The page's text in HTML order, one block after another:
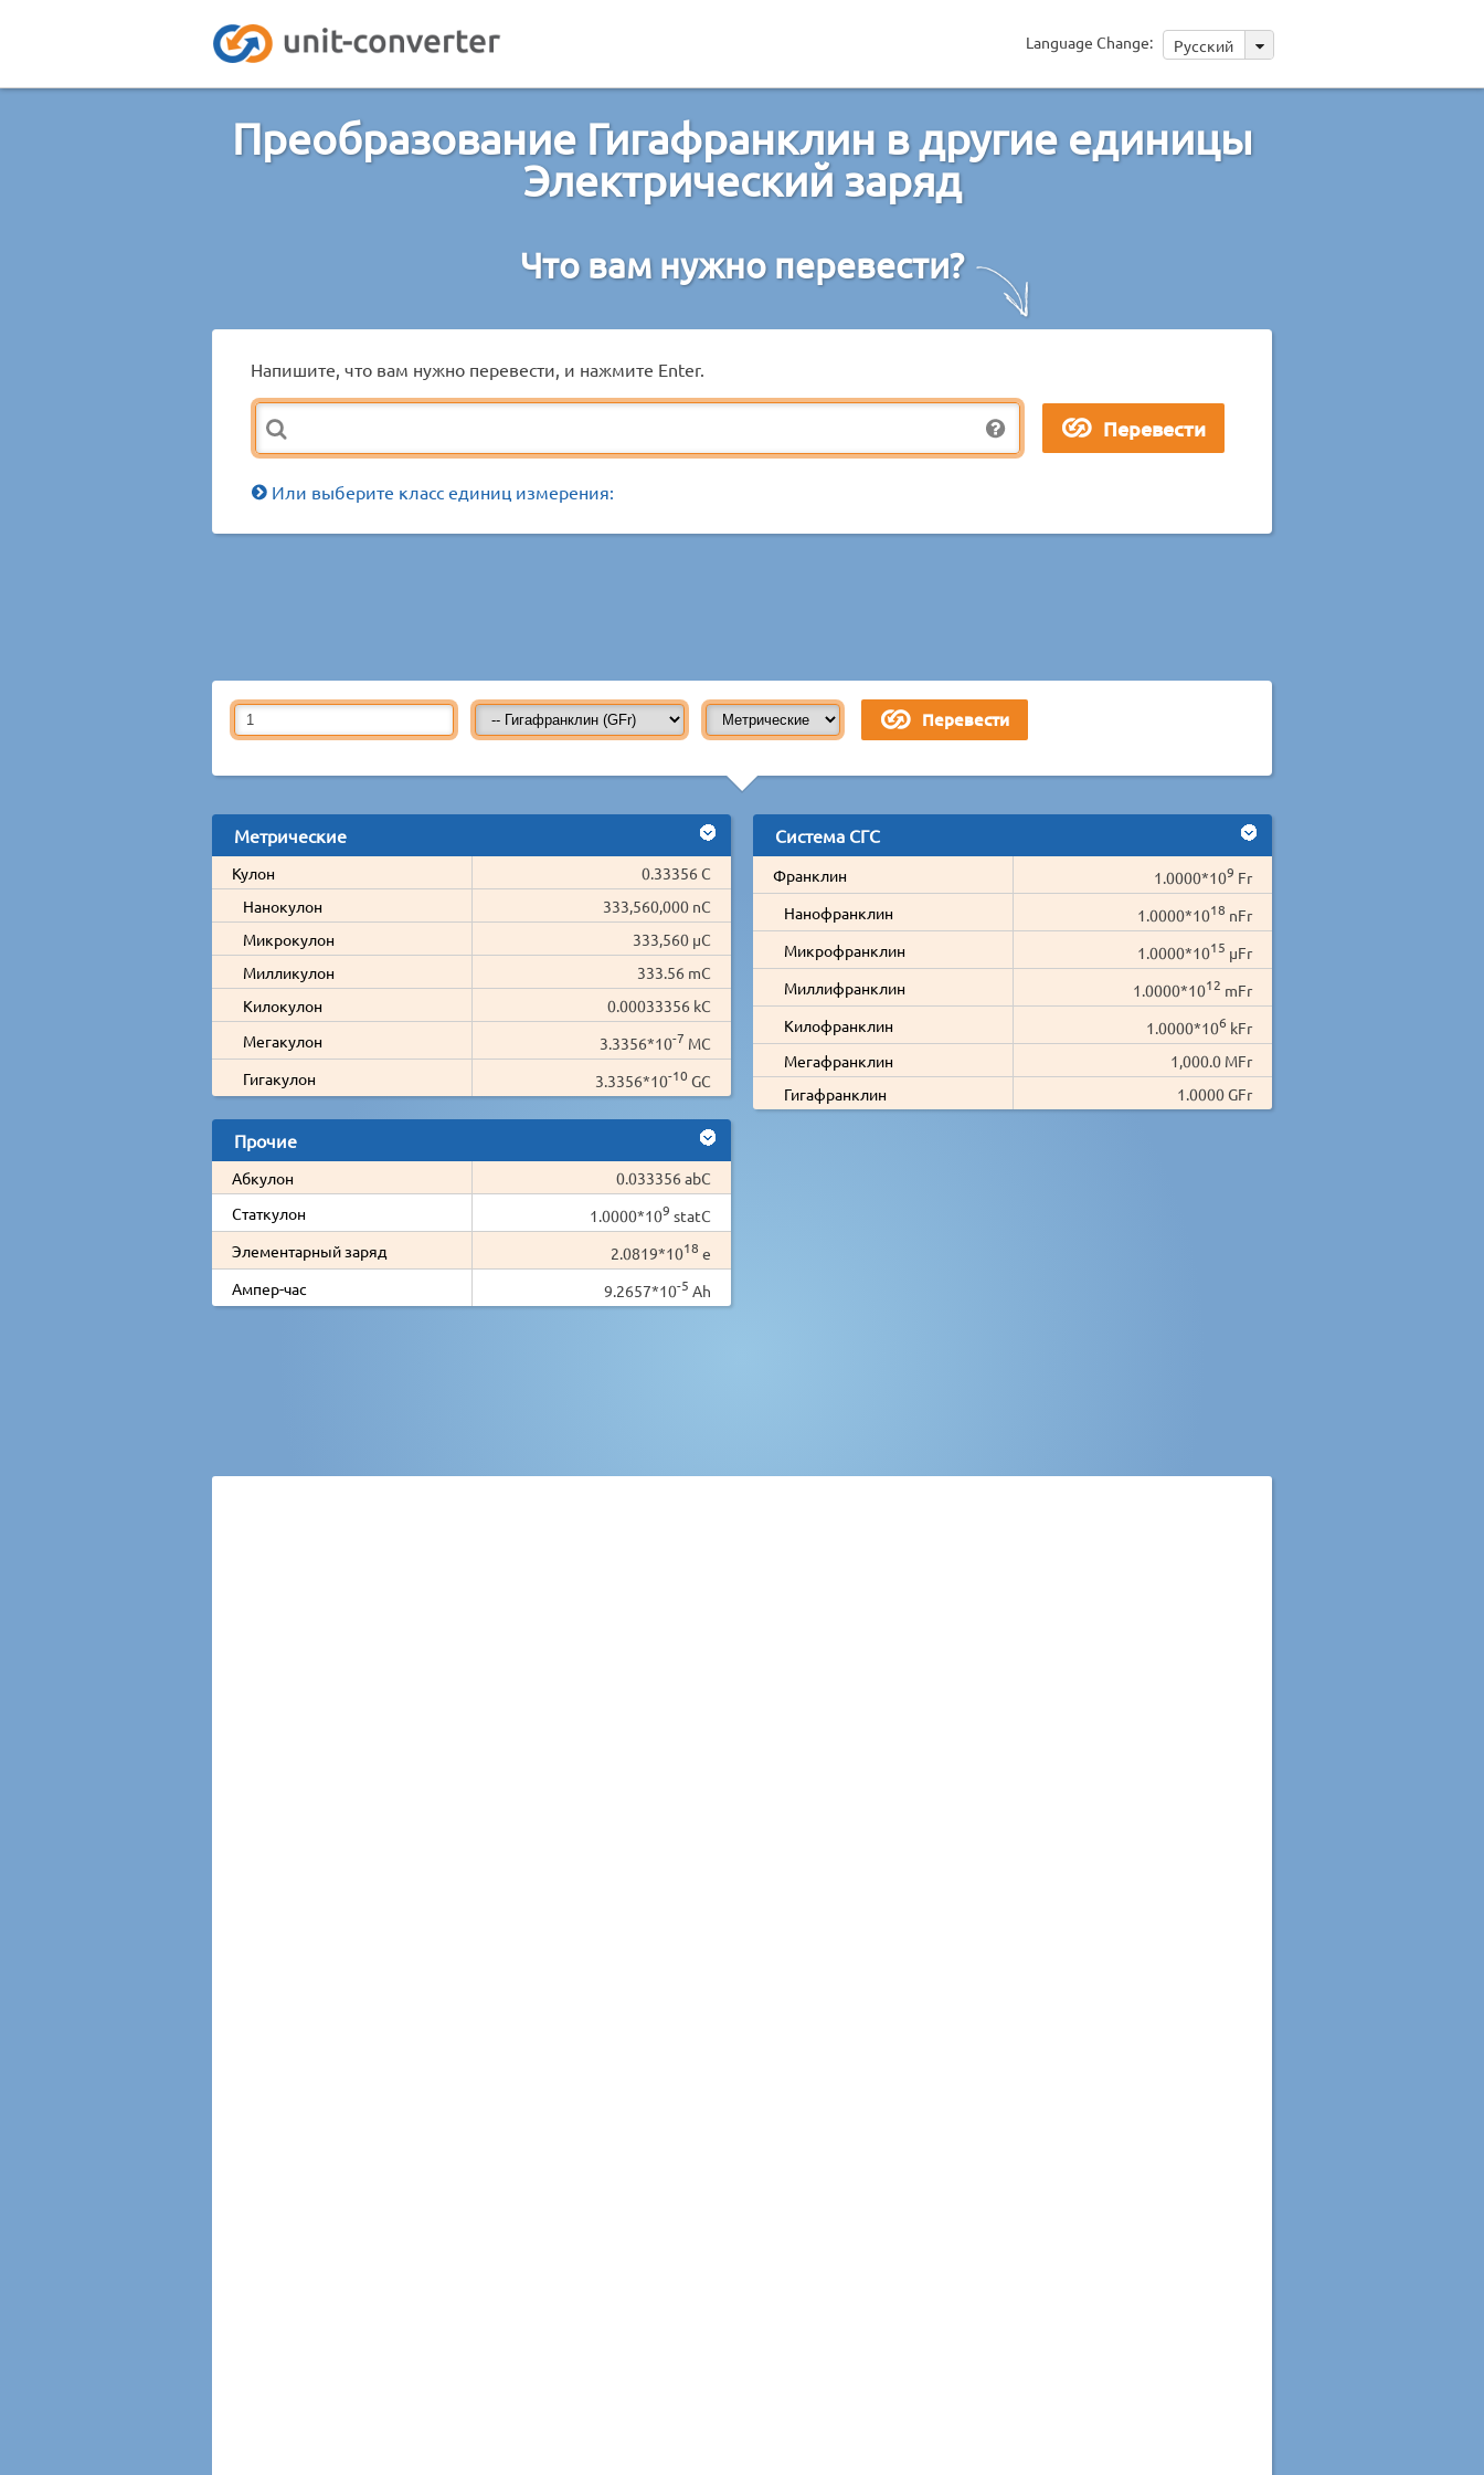
Language Change: Русский
Преобразование Гигафранклин в другие единицы
Электрический заряд
Что вам нужно перевести?
Напишите, что вам нужно перевести, и нажмите Enter.
Или выберите класс единиц измерения:
Метрические
Кулон
0.33356 C
Нанокулон
333,560,000 nC
Микрокулон
333,560 µC
Милликулон
333.56 mC
Килокулон
0.00033356 kC
Мегакулон
3.3356*10-7 MC
Гигакулон
3.3356*10-10 GC
Прочие
Абкулон
0.033356 abC
Статкулон
1.0000*109 statC
Элементарный заряд
2.0819*1018 e
Ампер-час
9.2657*10-5 Ah
Система СГС
Франклин 1.0000*109 Fr
Нанофранклин
1.0000*1018 nFr
Микрофранклин
1.0000*1015 µFr
Миллифранклин
1.0000*1012 mFr
Килофранклин
1.0000*106 kFr
Мегафранклин
1,000.0 MFr
Гигафранклин
1.0000 GFr